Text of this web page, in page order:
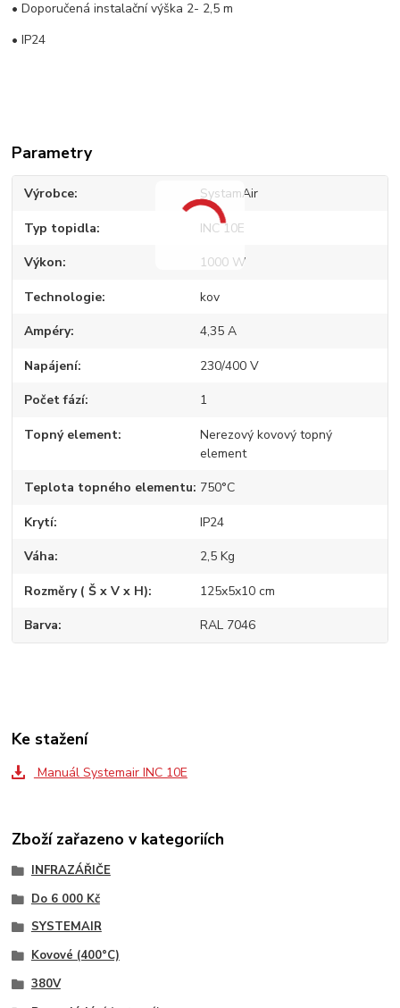
• Doporučená instalační výška 2- 2,5 m
• IP24
Parametry
Výrobce SystamAir
Typ topidla INC 10E
Výkon 1000 W
Technologie kov
Ampéry 4,35 A
Napájení 230/400 V
Počet fází 1
Topný element
Nerezový kovový topný
element
Teplota topného elementu 750°C
Krytí IP24
Váha 2,5 Kg
Rozměry ( Š x V x H) 125x5x10 cm
Barva RAL 7046
Ke stažení
Manuál Systemair INC 10E
Zboží zařazeno v kategoriích
INFRAZÁŘIČE
Do 6 000 Kč
SYSTEMAIR
Kovové (400°C)
380V